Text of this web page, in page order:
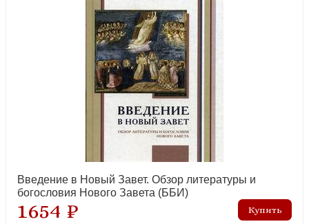
Введение в Новый Завет. Обзор литературы и
богословия Нового Завета (ББИ)
1654 ₽